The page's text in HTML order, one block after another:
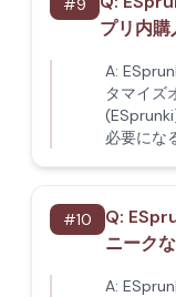
#9
プリ内購
A:
タマイズ
必要にな
#10 Q:
ニーク
A: